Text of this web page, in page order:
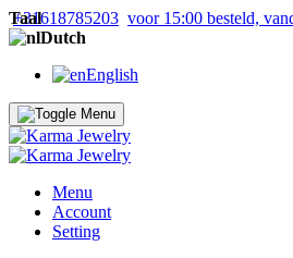
+31618785203 voor 15:00 besteld,
Taal
Dutch
English
Menu
Account
Setting